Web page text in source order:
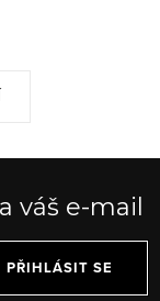
váš e-mail
PŘIHLÁSIT SE